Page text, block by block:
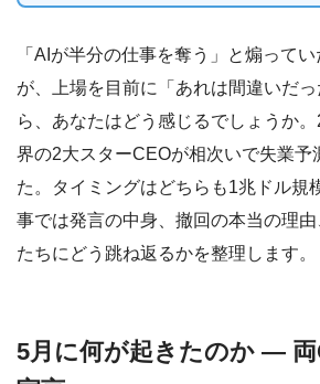
「AIが半分の仕事を奪う」と煽って
が、上場を目前に「あれは間違いだ
ら、あなたはどう感じるでしょうか
界の2大スターCEOが相次いで失業予
た。タイミングはどちらも1兆ドル規
事では発言の中身、撤回の本当の理
たちにどう跳ね返るかを整理します。
5月に何が起きたのか — 両